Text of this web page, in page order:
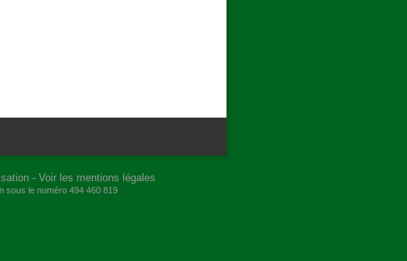
- Voir les mentions légales
sous le numéro 494 460 819